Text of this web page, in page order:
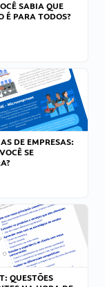
SABIA QUE
É PARA TODOS?
DE EMPRESAS:
SE
QUESTÕES